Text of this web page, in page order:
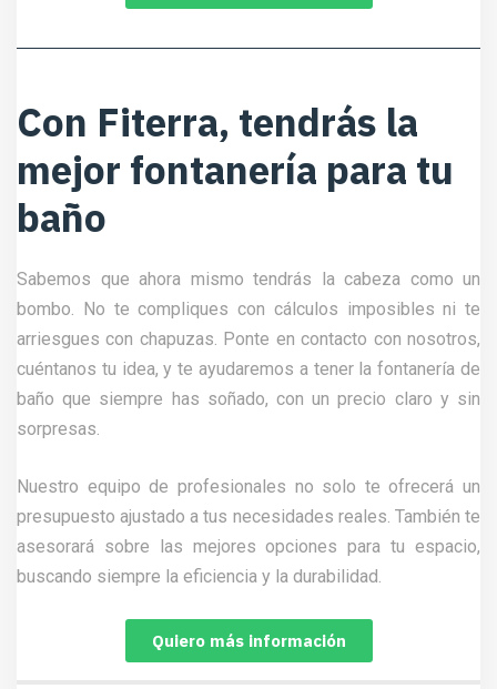
Con Fiterra, tendrás la
mejor fontanería para tu
baño
Sabemos que ahora mismo tendrás la cabeza como un
bombo. No te compliques con cálculos imposibles ni te
arriesgues con chapuzas. Ponte en contacto con nosotros,
cuéntanos tu idea, y te ayudaremos a tener la fontanería de
baño que siempre has soñado, con un precio claro y sin
sorpresas.
Nuestro equipo de profesionales no solo te ofrecerá un
presupuesto ajustado a tus necesidades reales. También te
asesorará sobre las mejores opciones para tu espacio,
buscando siempre la eficiencia y la durabilidad.
Quiero más información